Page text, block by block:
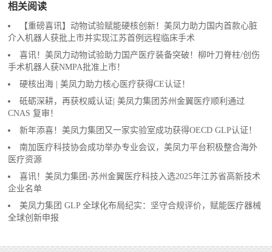
相关阅读
【重磅喜讯】动物试验赋能硬核创新！美凤力助力国内首款心脏
介入机器人获批上市并实现江苏首例远程临床手术
喜讯！美凤力动物试验助力国产医疗装备突破！柳叶刀脊柱/创伤
手术机器人获NMPA批准上市！
硬核出海 | 美凤力助力核心医疗获得CE认证！
砥砺深耕，再获权威认证| 美凤力集团苏州金翼医疗顺利通过
CNAS 复审！
新年添喜！美凤力集团又一家实验室成功获得OECD GLP认证！
南加医疗科技协会成功举办专业会议，美凤力平台积极整合海外
医疗资源
喜讯！美凤力集团-苏州金翼医疗科技入选2025年江苏省高新技术
企业名单
美凤力集团 GLP 全球化布局纪实：坚守合规评价，赋能医疗器械
全球创新申报